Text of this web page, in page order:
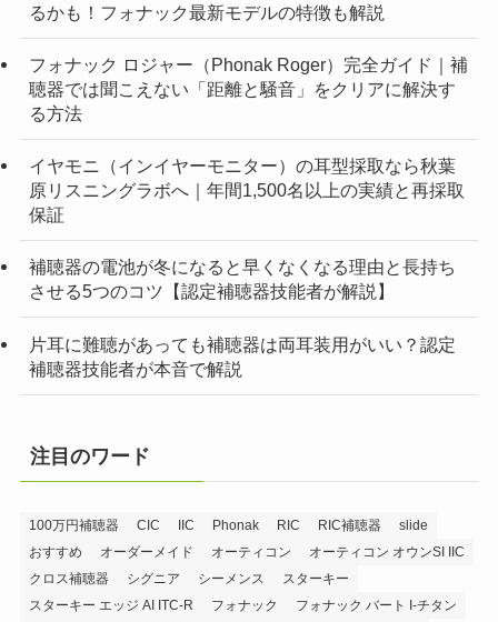
るかも！フォナック最新モデルの特徴も解説
フォナック ロジャー（Phonak Roger）完全ガイド｜補
聴器では聞こえない「距離と騒音」をクリアに解決す
る方法
イヤモニ（インイヤーモニター）の耳型採取なら秋葉
原リスニングラボへ｜年間1,500名以上の実績と再採取
保証
補聴器の電池が冬になると早くなくなる理由と長持ち
させる5つのコツ【認定補聴器技能者が解説】
片耳に難聴があっても補聴器は両耳装用がいい？認定
補聴器技能者が本音で解説
注目のワード
100万円補聴器 CIC IIC Phonak RIC RIC補聴器
slide
おすすめ
オーダーメイド オーティコン
オーティコン オウンSI IIC
クロス補聴器
シグニア シーメンス
スターキー
スターキー エッジ AI ITC-R
フォナック
フォナック バート I-チタン